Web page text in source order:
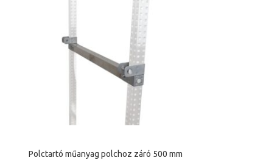
Polctartó műanyag polchoz záró 500 mm